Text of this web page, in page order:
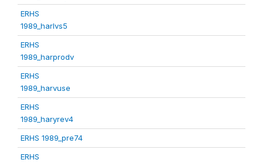
ERHS
1989_harlvs5
ERHS
1989_harprodv
ERHS
1989_harvuse
ERHS
1989_haryrev4
ERHS 1989_pre74
ERHS